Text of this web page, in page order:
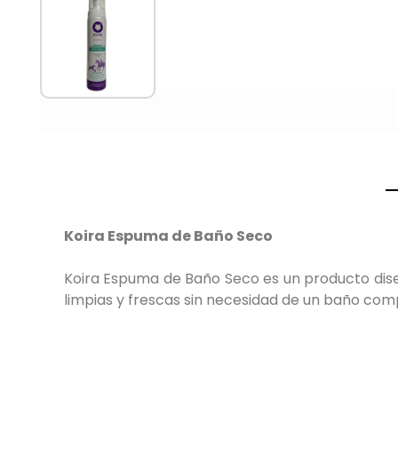
Koira Espuma de Baño Seco
Koira Espuma de Baño Seco es un producto
limpias y frescas sin necesidad de un baño